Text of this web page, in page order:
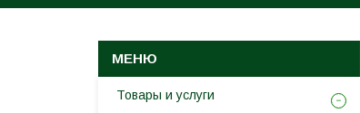
Товары и услуги